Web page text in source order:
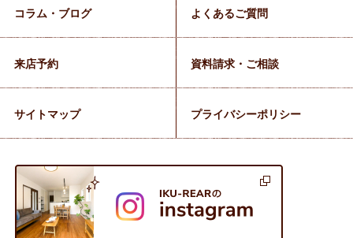
コラム・ブログ よくあるご質問
来店予約 資料請求・ご相談
サイトマップ プライバシーポリシー